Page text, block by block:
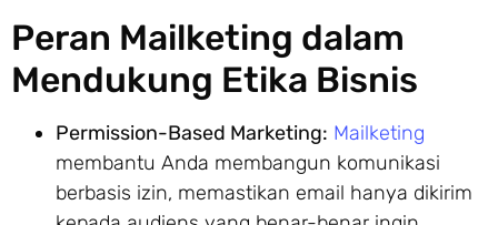
Peran Mailketing dalam
Mendukung Etika Bisnis
Permission-Based Marketing: Mailketing
membantu Anda membangun komunikasi
berbasis izin, memastikan email hanya dikirim